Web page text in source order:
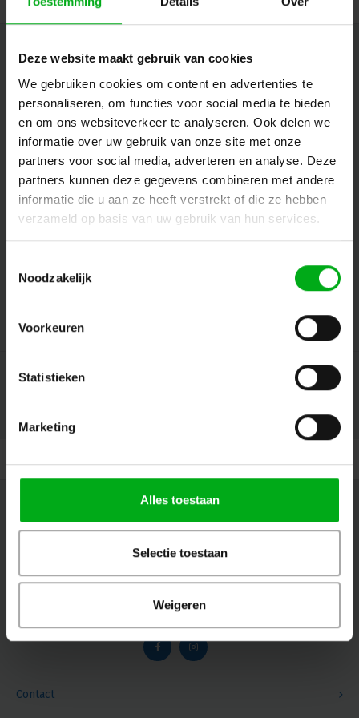
Deze website maakt gebruik van cookies
We gebruiken cookies om content en advertenties te
personaliseren, om functies voor social media te bieden
en om ons websiteverkeer te analyseren. Ook delen we
informatie over uw gebruik van onze site met onze
partners voor social media, adverteren en analyse. Deze
partners kunnen deze gegevens combineren met andere
informatie die u aan ze heeft verstrekt of die ze hebben
verzameld op basis van uw gebruik van hun services.
Noodzakelijk
Voorkeuren
Statistieken
Marketing
Alles toestaan
Selectie toestaan
Weigeren
Contact
Nieuwsbrief
Ontvang de laatste updates, nieuws en aanbiedingen via email
Volg ons
Klantenservice
© Copyright 2026 Megalight sa/nv - Theme by Shopmonkey
Contact
Volg ons